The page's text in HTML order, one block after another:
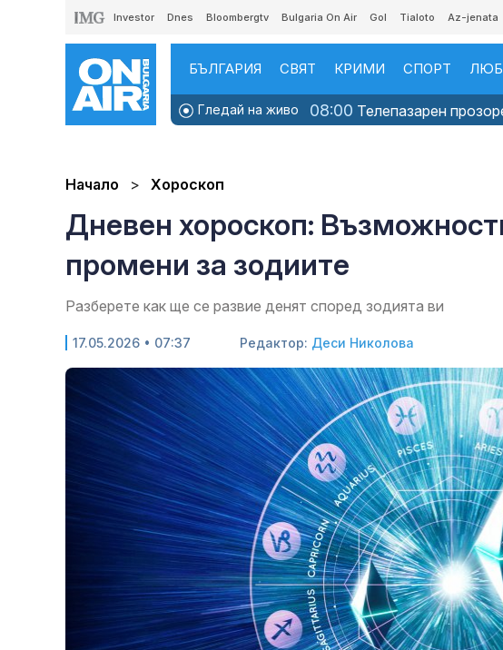
Investor Dnes Bloombergtv Bulgaria On Air Gol Tialoto Az-jenata
БЪЛГАРИЯ СВЯТ КРИМИ СПОРТ
Гледай на живо 08:00 Телепазарен
Начало Хороскоп
Дневен хороскоп:
промени за зодиите
Разберете как ще се развие денят според зодията ви
17.05.2026 • 07:37 Редактор: Деси Николова